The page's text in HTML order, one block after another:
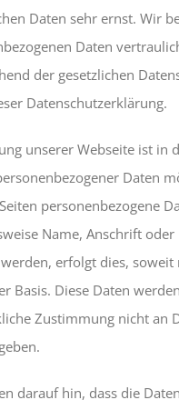
Daten sehr ernst. Wir
Daten
der gesetzlichen
Datenschutzerklärung.
unserer Webseite ist in
Daten
personenbezogene
Name, Anschrift oder
erfolgt dies, soweit
Basis. Diese Daten
Zustimmung nicht an
darauf hin, dass die